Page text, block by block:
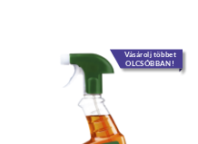
Vásárolj többet
OLCSÓBBAN!